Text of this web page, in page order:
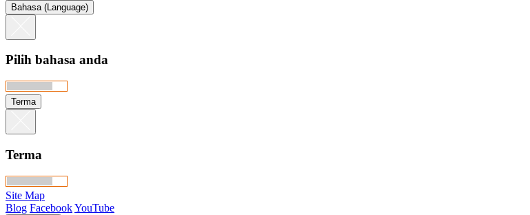
Bahasa (Language)
Pilih bahasa anda
Terma
Terma
Site Map
Blog FacebookYouTube